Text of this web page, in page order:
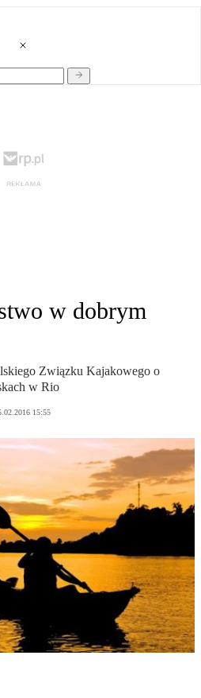
w dobrym
Związku Kajakowego o
w Rio
15:55